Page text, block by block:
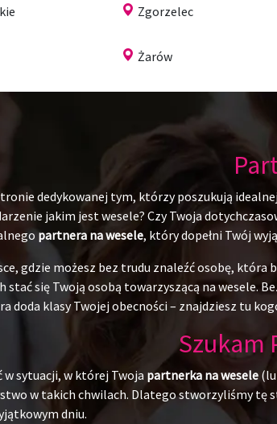
Zgorzelec
Żarów
dedykowanej tym, którzy poszukują
jakim jest wesele? Czy Twoja
partnera na wesele, który dopełni Twój
gdzie możesz bez trudu znaleźć osobę,
się Twoją osobą towarzyszącą na wesele.
doda klasy Twojej obecności – znajdziesz tu
Szukam
w sytuacji, w której Twoja partnerka na wesele
w takich chwilach. Dlatego stworzyliśmy tę
dniu.